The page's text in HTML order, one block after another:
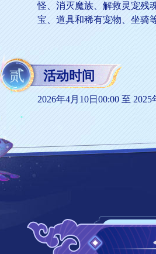
怪、消灭魔族、解救灵宠残
宝、道具和稀有宠物、坐骑
活动时间
2026年4月10日00:00 至 2025